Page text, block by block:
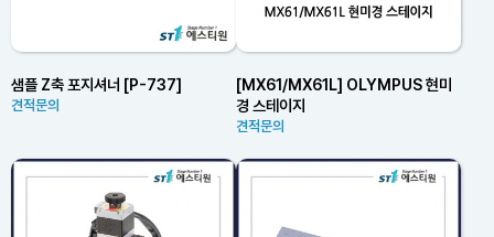
샘플 Z축 포지셔너 [P-737]
견적문의
[MX61/MX61L] OLYMPUS 현미
경 스테이지
견적문의